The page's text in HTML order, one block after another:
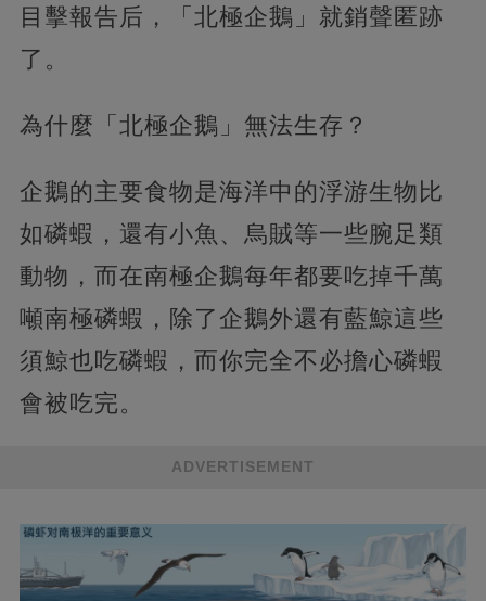
目擊報告后，「北極企鵝」就銷聲匿跡
了。
為什麼「北極企鵝」無法生存？
企鵝的主要食物是海洋中的浮游生物比
如磷蝦，還有小魚、烏賊等一些腕足類
動物，而在南極企鵝每年都要吃掉千萬
噸南極磷蝦，除了企鵝外還有藍鯨這些
須鯨也吃磷蝦，而你完全不必擔心磷蝦
會被吃完。
ADVERTISEMENT